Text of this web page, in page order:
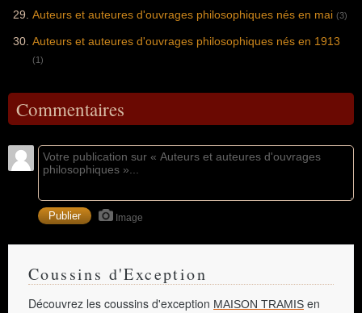
Auteurs et auteures d'ouvrages philosophiques nés en mai (3)
Auteurs et auteures d'ouvrages philosophiques nés en 1913
(1)
Commentaires
Image
Coussins d'Exception
Découvrez les coussins d'exception MAISON TRAMIS en